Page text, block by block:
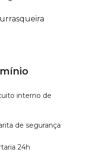
interno de
de segurança
24h